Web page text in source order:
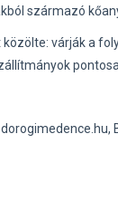
származó
várják a